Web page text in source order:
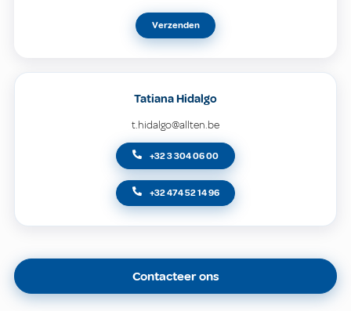
Verzenden
Tatiana Hidalgo
t.hidalgo@allten.be
+32 3 304 06 00
+32 474 52 14 96
Contacteer ons